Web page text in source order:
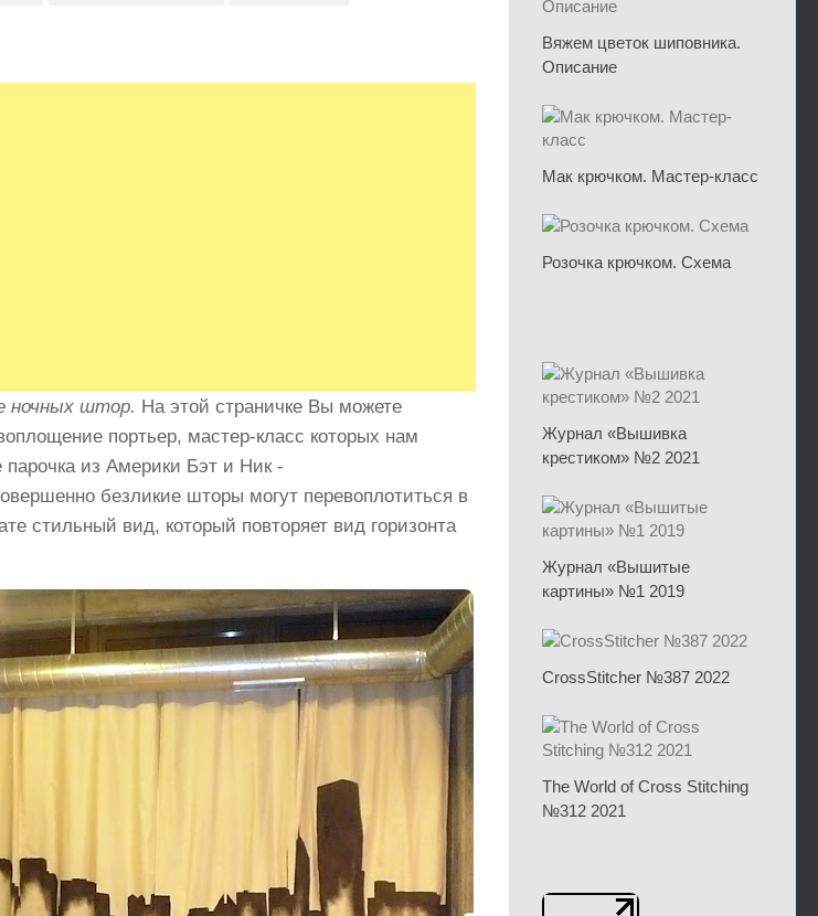
ночных штор. На этой страничке Вы можете
портьер, мастер-класс которых нам
парочка из Америки Бэт и Ник -
безликие шторы могут перевоплотиться в
стильный вид, который повторяет вид горизонта
Вяжем цветок шиповника.
Описание
Мак крючком. Мастер-класс
Розочка крючком. Схема
Журнал «Вышивка
крестиком» №2 2021
Журнал «Вышитые
картины» №1 2019
CrossStitcher №387 2022
The World of Cross Stitching
№312 2021